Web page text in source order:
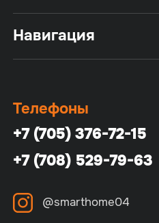
Навигация
Телефоны
+7 (705) 376-72-15
+7 (708) 529-79-63
@smarthome04